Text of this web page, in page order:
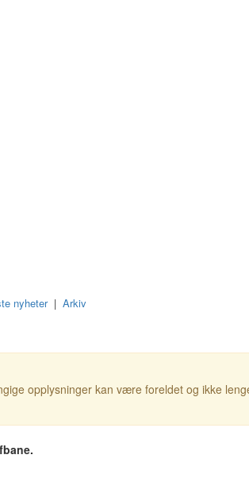
nyheter| Arkiv
opplysninger kan være foreldet og ikke